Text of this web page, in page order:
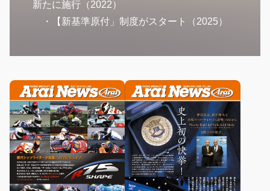
新たに施行（2022）
・【新基準原付」制度がスタート（2025）